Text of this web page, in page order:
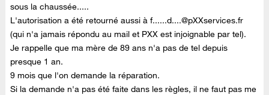
sous la chaussée.....
L'autorisation a été retourné aussi àf......d....@pXXservices.fr
(qui n'a jamais répondu au mail et PXX est injoignable par tel).
Je rappelle que ma mère de 89 ans n'a pas de tel depuis
presque 1 an.
9 mois que l'on demande la réparation.
Si la demande n'a pas été faite dans les règles, il ne faut pas me